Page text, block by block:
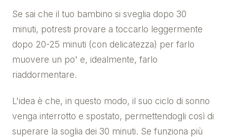
Se sai che il tuo bambino si sveglia dopo 30
minuti, potresti provare a toccarlo leggermente
dopo 20-25 minuti (con delicatezza) per farlo
muovere un po' e, idealmente, farlo
riaddormentare.
L'idea è che, in questo modo, il suo ciclo di sonno
venga interrotto e spostato, permettendogli così di
superare la soglia dei 30 minuti. Se funziona più